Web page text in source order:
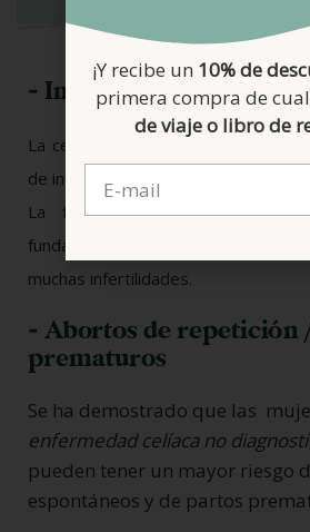
- Infertilidad
La celiaquía esta firmemente
de infertilidad (en ambos sexos).
La falta de absorción de
fundamentales como el ácido
muchas infertilidades.
- Abortos de repetición
prematuros
Se ha demostrado que las
enfermedad celíaca no
pueden tener un mayor riesgo
espontáneos y de partos
¡Y recibe un 10% de
primera compra de
de viaje o libro de